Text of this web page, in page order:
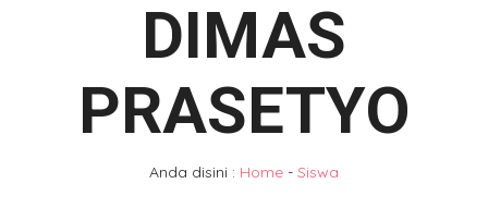
DIMAS
PRASETYO
Anda disini : Home - Siswa